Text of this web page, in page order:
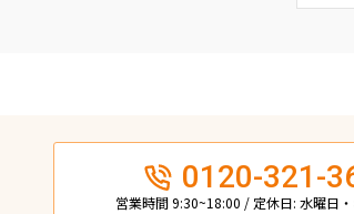
0120-321-
営業時間 9:30~18:00 / 定休日: 水曜日